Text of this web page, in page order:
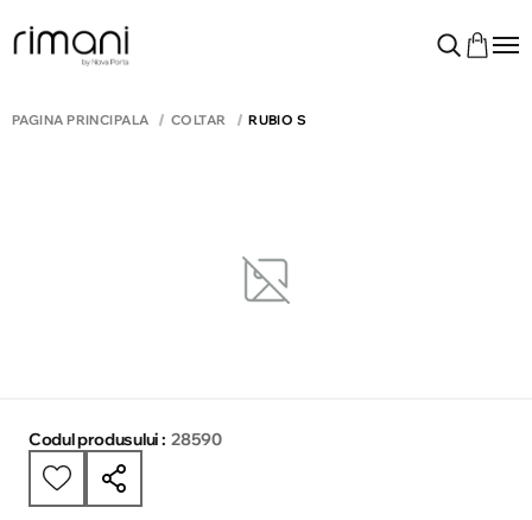
PAGINA PRINCIPALĂ COLTAR RUBIO S
Codul produsului : 28590